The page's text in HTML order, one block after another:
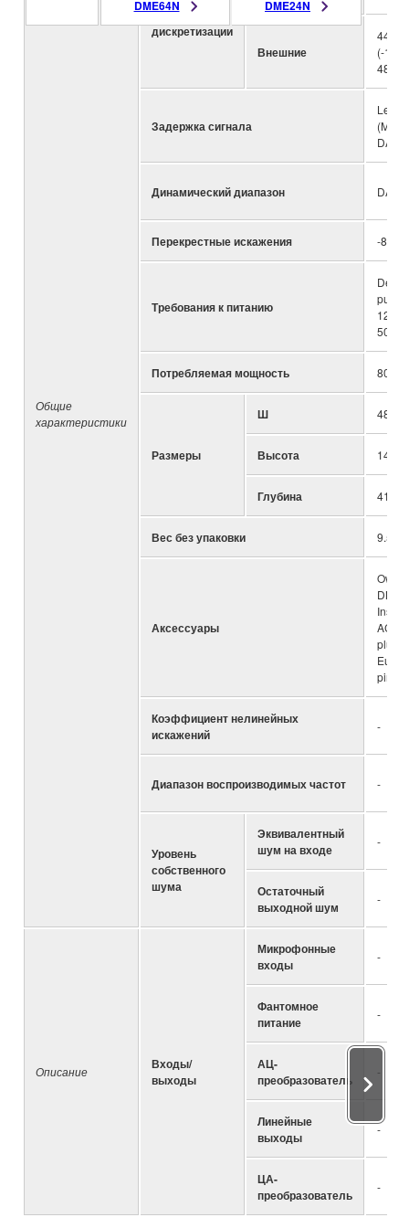
DME64N DME24N
Общие
характеристики
Частота
дискретизации
Внешние
(-
Задержка сигнала
Less
DA96)
Динамический диапазон DA:
Перекрестные искажения -80 dB
Требования к питанию
120V
50/
Потребляемая мощность 80W
Размеры
Ш
Высота
Глубина
Вес без упаковки
Аксессуары
DME
AC
plug
pin
Коэффициент нелинейных
искажений
-
Диапазон воспроизводимых частот -
Уровень
собственного
шума
Эквивалентный
шум на входе
-
Остаточный
выходной шум
-
Описание
Входы/
выходы
Микрофонные
входы
-
Фантомное
питание
-
АЦ-
преобразователь
-
Линейные
выходы
-
ЦА-
преобразователь
-